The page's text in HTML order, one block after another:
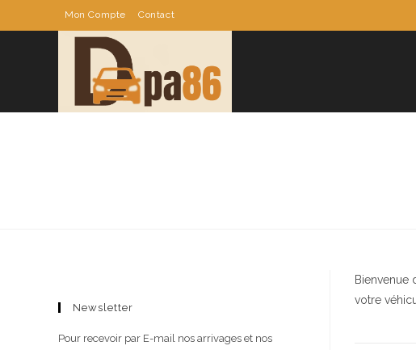
to
Mon Compte Contact
Bienvenue
votre
Newsletter
Pour recevoir par E-mail nos arrivages et nos